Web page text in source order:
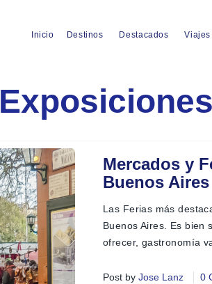
Inicio Destinos Destacados
Exposiciones
Mercados y
Buenos Aires
Las Ferias más
Buenos Aires. Es bien
ofrecer, gastronomía
Post by Jose Lanz 0